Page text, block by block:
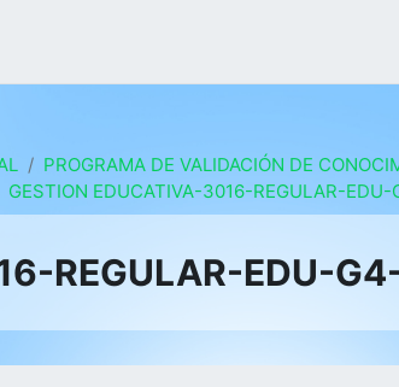
PROGRAMA DE VALIDACIÓN DE
GESTION EDUCATIVA-3016-REGULAR-
REGULAR-EDU-